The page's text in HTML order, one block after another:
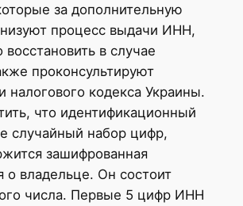
за дополнительную
процесс выдачи ИНН,
восстановить в случае
проконсультируют
налогового кодекса Украины.
что идентификационный
случайный набор цифр,
зашифрованная
о владельце. Он состоит
числа. Первые 5 цифр ИНН